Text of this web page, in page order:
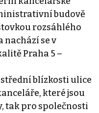
budově
rozsáhlého
se v
Praha 5 –
blízkosti ulice
které jsou
tak pro společnosti